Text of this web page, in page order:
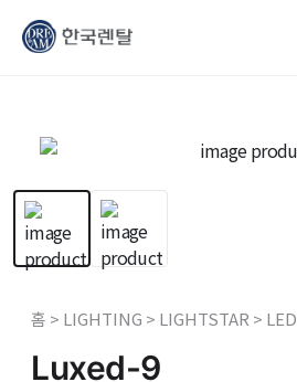
홈 > LIGHTING > LIGHTSTAR > LED
Luxed-9